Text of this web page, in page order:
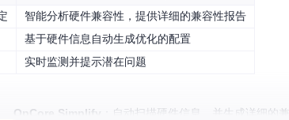
智能分析硬件兼容性，提供详细的兼容性报告
基于硬件信息自动生成优化的配置
实时监测并提示潜在问题
OpCore Simplify
：自动扫描硬件信息，并生成详细的